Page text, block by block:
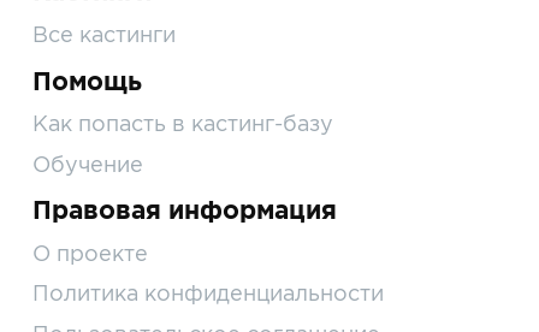
Все кастинги
Помощь
Как попасть в кастинг-базу
Обучение
Правовая информация
О проекте
Политика конфиденциальности